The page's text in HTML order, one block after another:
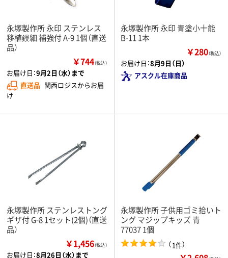
永塚製作所 永印 ステンレス
移植鏝細 補強付 A-9 1個（直送
品）
￥744（税込）
お届け日：9月2日（水）まで
直送品 関西ロジスからお届
け
永塚製作所 永印 青塗小十能
B-11 1本
￥280（税込）
お届け日：8月9日（日）
アスクル在庫商品
永塚製作所 ステンレストング
ギザ付 G-8 1セット(2個)（直送
品）
￥1,456（税込）
お届け日：8月26日（水）まで
永塚製作所 子供用ゴミ拾いト
ング マジップキッズ 青
77037 1個
（1件）